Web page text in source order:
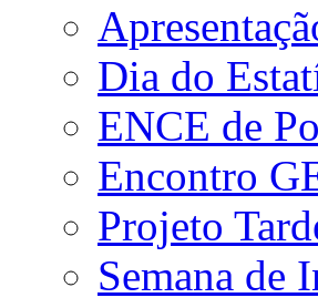
Dia do
ENCE de
Encontro
Projeto
Semana de